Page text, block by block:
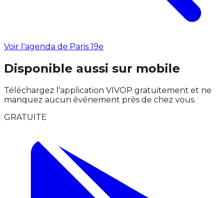
Voir l'agenda de Paris 19e
Disponible aussi sur mobile
Téléchargez l'application VIVOP gratuitement et ne
manquez aucun événement près de chez vous.
GRATUITE